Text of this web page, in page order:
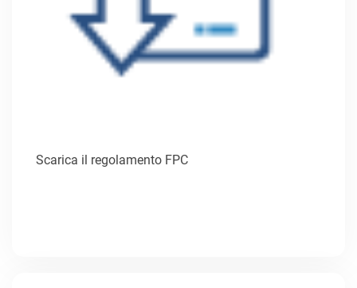
Scarica il regolamento FPC